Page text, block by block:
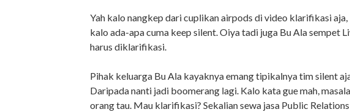
Yah kalo nangkep dari cuplikan airpods di video klarifikasi aja,
kalo ada-apa cuma keep silent. Oiya tadi juga Bu Ala sempet
harus diklarifikasi.
Pihak keluarga Bu Ala kayaknya emang tipikalnya tim silent
Daripada nanti jadi boomerang lagi. Kalo kata gue mah,
orang tau. Mau klarifikasi? Sekalian sewa jasa Public